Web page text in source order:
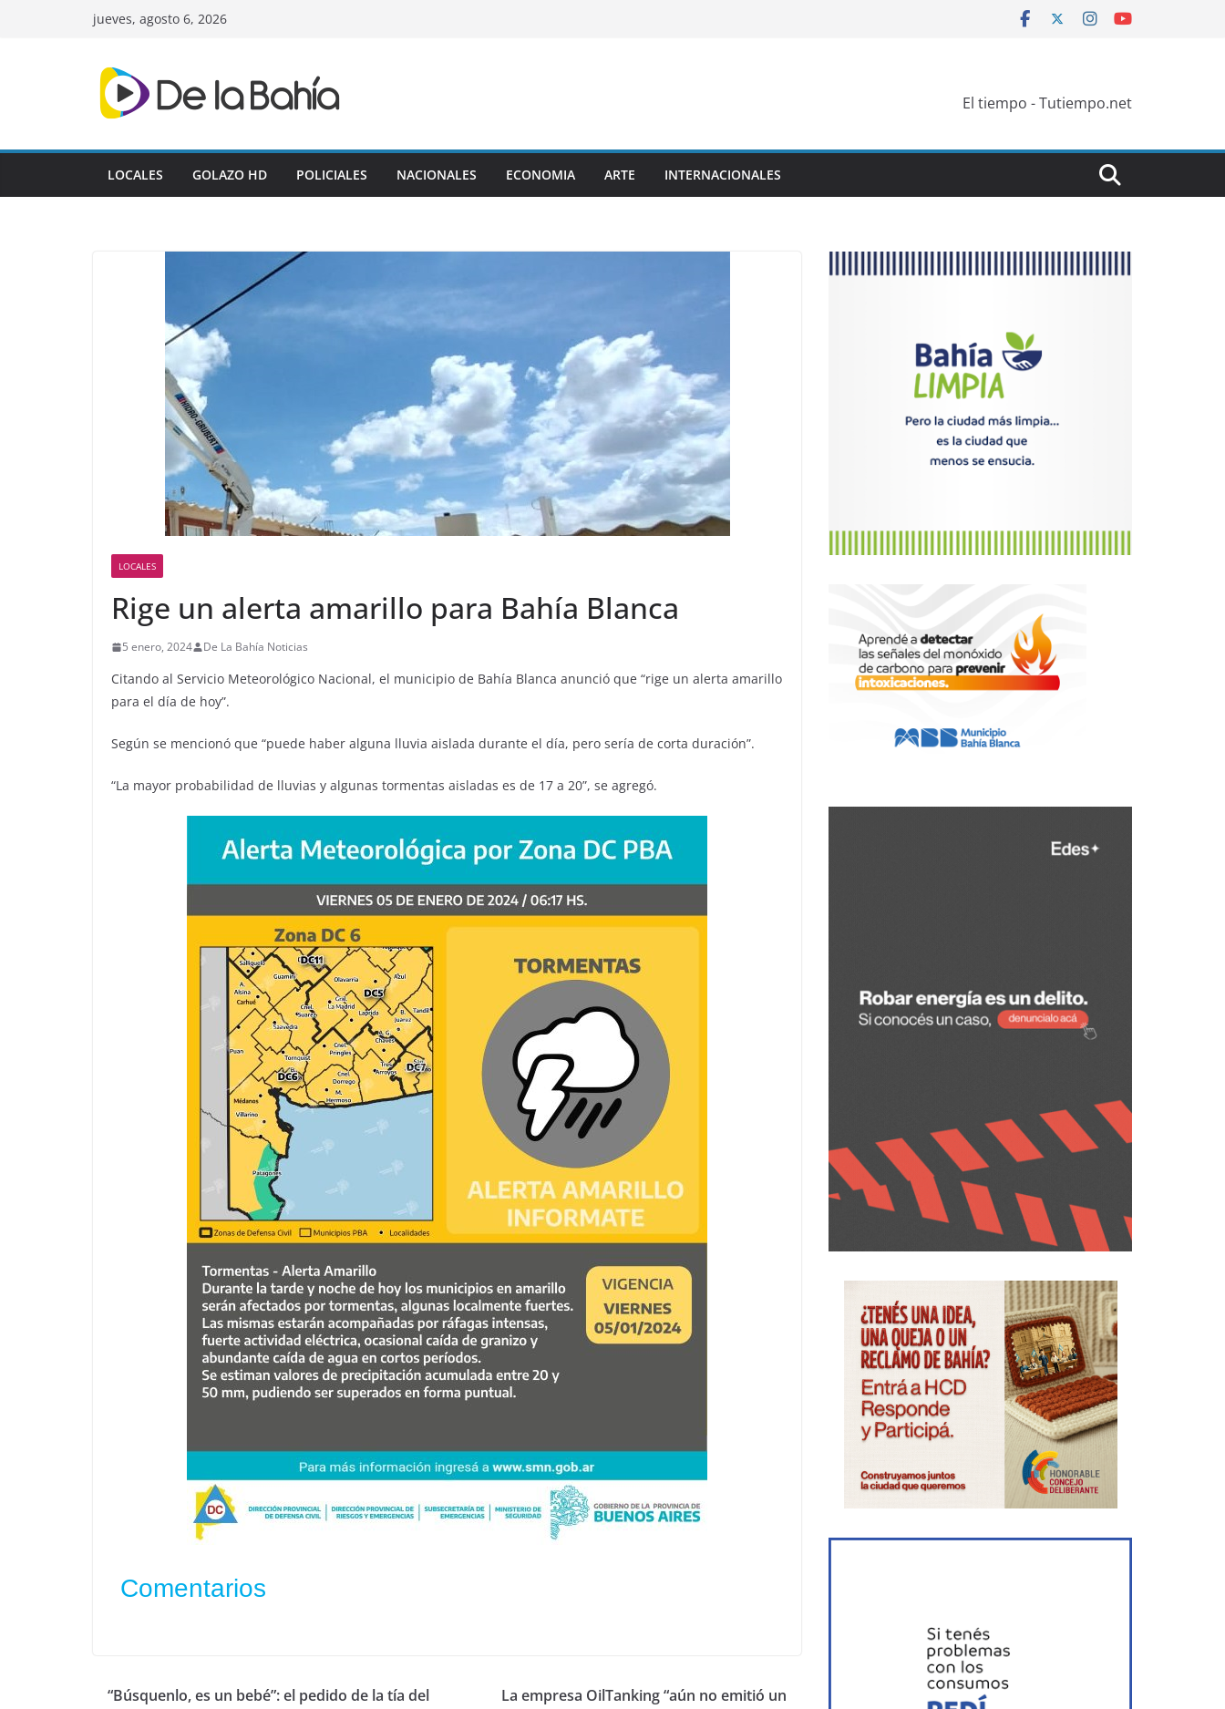
jueves, agosto 6, 2026
El tiempo - Tutiempo.net
LOCALES GOLAZO HD POLICIALES NACIONALES ECONOMIA ARTE INTERNACIONALES
LOCALES
Rige un alerta amarillo para Bahía Blanca
5 enero, 2024 De La Bahía Noticias
Citando al Servicio Meteorológico Nacional, el municipio de Bahía Blanca anunció que “rige un alerta amarillo
para el día de hoy”.
Según se mencionó que “puede haber alguna lluvia aislada durante el día, pero sería de corta duración”.
“La mayor probabilidad de lluvias y algunas tormentas aisladas es de 17 a 20”, se agregó.
Comentarios
“Búsquenlo, es un bebé”: el pedido de la tía del
La empresa OilTanking “aún no emitió un